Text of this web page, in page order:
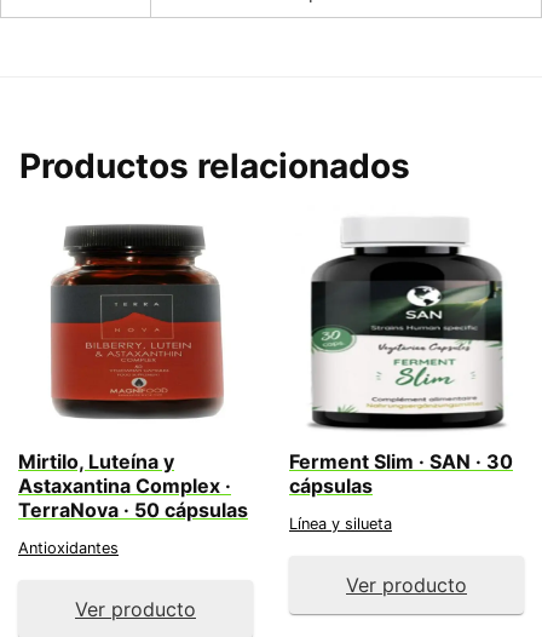
Productos relacionados
Mirtilo, Luteína y
Astaxantina Complex ·
TerraNova · 50 cápsulas
Antioxidantes
Ver producto
Ferment Slim · SAN · 30
cápsulas
Línea y silueta
Ver producto